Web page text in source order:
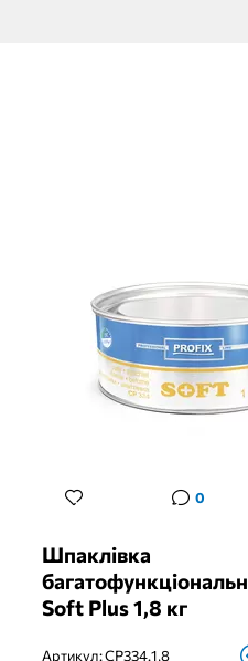
0
Шпаклівка
Soft Plus 1,8 кг
Артикул:CP334.1,8